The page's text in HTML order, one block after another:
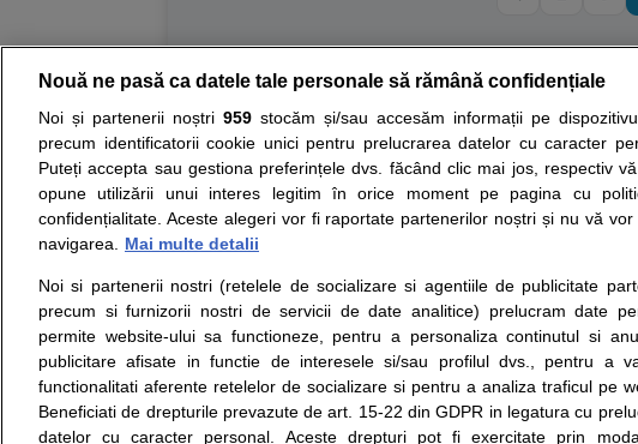
Resurse: Autoevaluare simptome Interpretare analize
Opiniile avizate ale medicilor, sfaturile si orice alte informatii
nici diagnosticul stabilit in urma investigatiilor si analizelor
ii punem la dispozitie pentru programare in sistemul de
Despre noi
Contact
Intrebari frecvente
Consultanti
medicali
Termeni si conditii
Politica de
confidentialitate
Politica de cookie
Modifica Setarile Cookie
ANPC
Info
Nouă ne pasă ca datele tale personale să rămână confidențiale
Noi și partenerii noștri 959stocăm și/sau accesăm informații pe dispozitivul
precum identificatorii cookie unici pentru prelucrarea datelor cu caracter
Puteți accepta sau gestiona preferințele dvs. făcând clic mai jos, respectiv
opune utilizării unui interes legitim în orice moment pe pagina cu
confidențialitate. Aceste alegeri vor fi raportate partenerilor noștri și nu vă vor
navigarea.
Mai multe detalii
Noi si partenerii nostri (retelele de socializare si agentiile de publicitate
precum si furnizorii nostri de servicii de date analitice) prelucram date
permite website-ului sa functioneze, pentru a personaliza continutul si
publicitare afisate in functie de interesele si/sau profilul dvs., pentru a
functionalitati aferente retelelor de socializare si pentru a analiza traficul pe
Beneficiati de drepturile prevazute de art. 15-22 din GDPR in legatura cu
datelor cu caracter personal. Aceste drepturi pot fi exercitate prin